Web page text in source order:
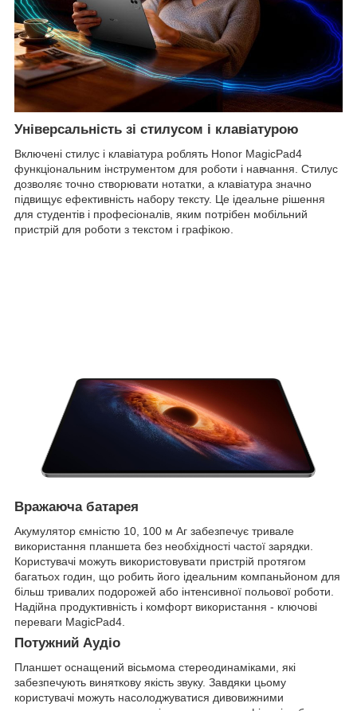
Універсальність зі стилусом і клавіатурою
Включені стилус і клавіатура роблять Honor MagicPad4
функціональним інструментом для роботи і навчання. Стилус
дозволяє точно створювати нотатки, а клавіатура значно
підвищує ефективність набору тексту. Це ідеальне рішення
для студентів і професіоналів, яким потрібен мобільний
пристрій для роботи з текстом і графікою.
Вражаюча батарея
Акумулятор ємністю 10, 100 м Аг забезпечує тривале
використання планшета без необхідності частої зарядки.
Користувачі можуть використовувати пристрій протягом
багатьох годин, що робить його ідеальним компаньйоном для
більш тривалих подорожей або інтенсивної польової роботи.
Надійна продуктивність і комфорт використання - ключові
переваги MagicPad4.
Потужний Аудіо
Планшет оснащений вісьмома стереодинаміками, які
забезпечують виняткову якість звуку. Завдяки цьому
користувачі можуть насолоджуватися дивовижними